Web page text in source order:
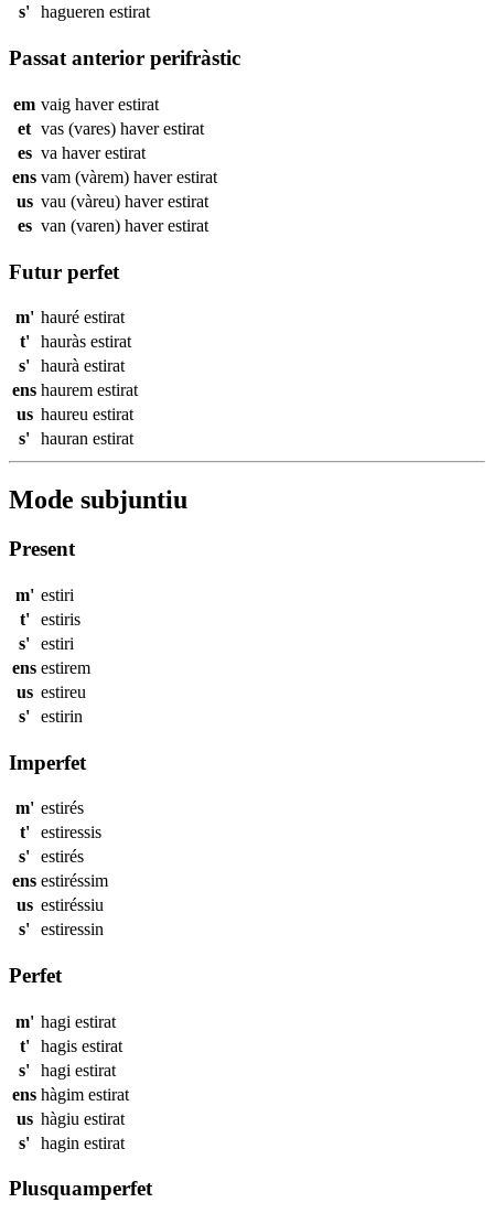
s' hagueren estirat
Passat anterior perifràstic
em vaig haverestirat
et vas (vares) haverestirat
es va haverestirat
ens vam (vàrem) haverestirat
us vau (vàreu) haverestirat
es van (varen) haverestirat
Futur perfet
m' hauré estirat
t'
hauràs estirat
s' haurà estirat
ens haurem estirat
us haureu estirat
s' hauran estirat
Mode subjuntiu
Present
m' estiri
t'
estiris
s' estiri
ens estirem
us estireu
s' estirin
Imperfet
m' estirés
t'
estiressis
s' estirés
ens estiréssim
us estiréssiu
s' estiressin
Perfet
m' hagi estirat
t'
hagis estirat
s' hagi estirat
ens hàgim estirat
us hàgiu estirat
s' hagin estirat
Plusquamperfet